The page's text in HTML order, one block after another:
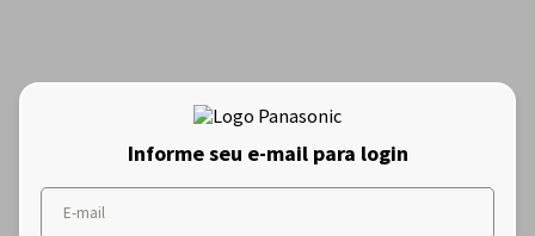
Informe seu e-mail para login
E-mail